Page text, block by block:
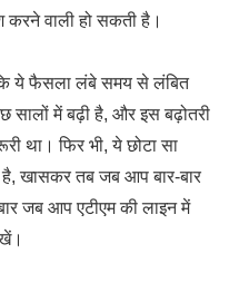
करने वाली हो सकती है।
ये फैसला लंबे समय से लंबित
में बढ़ी है, और इस बढ़ोतरी
था। फिर भी, ये छोटा सा
खासकर तब जब आप बार-बार
जब आप एटीएम की लाइन में